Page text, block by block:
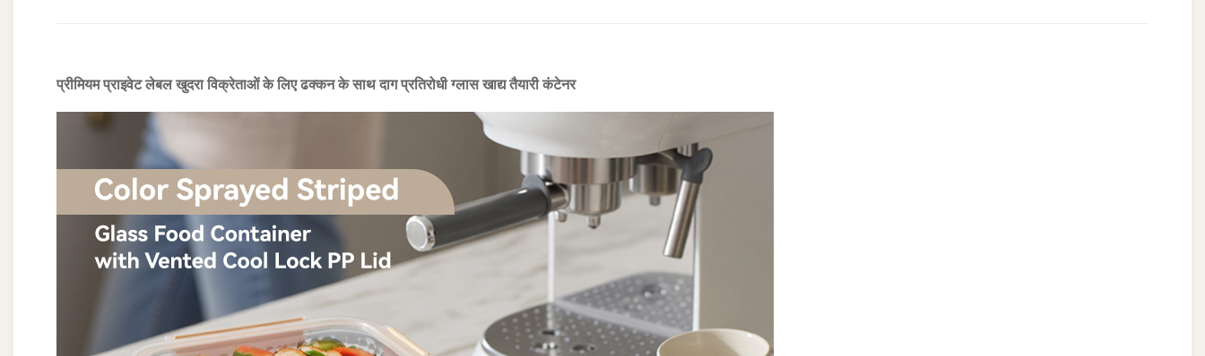
प्रीमियम प्राइवेट लेबल खुदरा विक्रेताओं के लिए ढक्कन के साथ दाग प्रतिरोधी ग्लास खाद्य तैयारी कंटेनर